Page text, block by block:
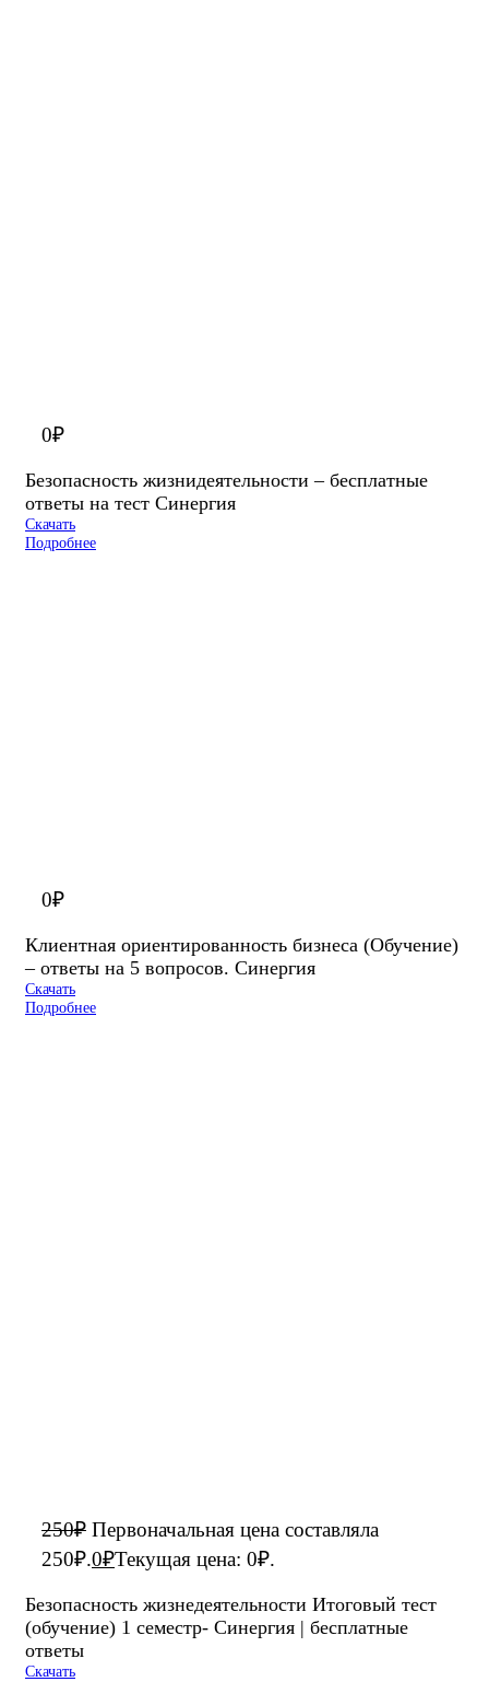
0₽
Безопасность жизнидеятельности – бесплатные
ответы на тест Синергия
Скачать
Подробнее
0₽
Клиентная ориентированность бизнеса (Обучение)
– ответы на 5 вопросов. Синергия
Скачать
Подробнее
250₽ Первоначальная цена составляла
250₽.0₽Текущая цена: 0₽.
Безопасность жизнедеятельности Итоговый тест
(обучение) 1 семестр- Синергия | бесплатные
ответы
Скачать